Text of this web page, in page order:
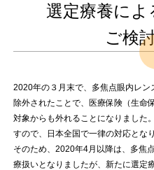
選定療養によ
ご検
2020年の３月末で、多焦点眼内レ
除外されたことで、医療保険（生命
対象からも外れることになりました
すので、日本全国で一律の対応となり
そのため、2020年4月以降は、多焦
療扱いとなりましたが、新たに選定